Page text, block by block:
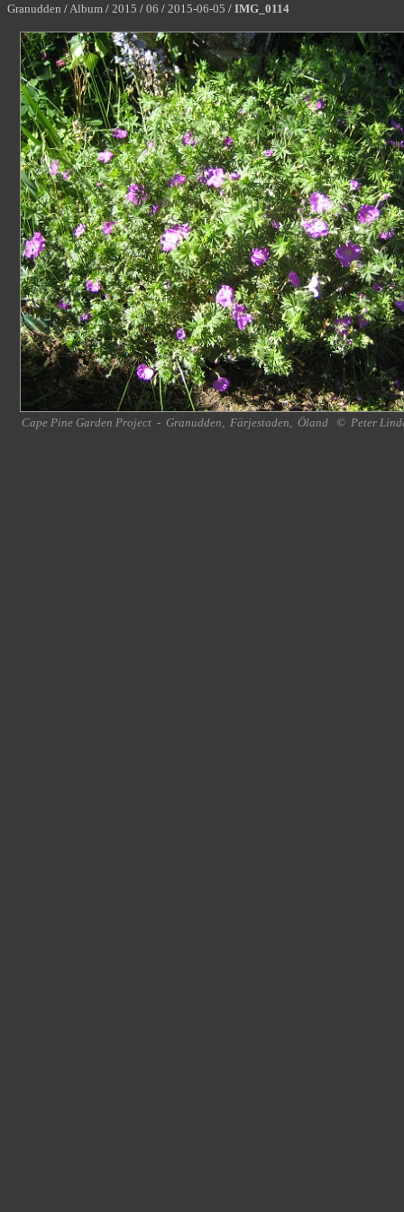
Granudden /Album / 2015 / 06 / 2015-06-05 / IMG_0114
Cape Pine Garden Project - Granudden, Färjestaden, Öland © Peter